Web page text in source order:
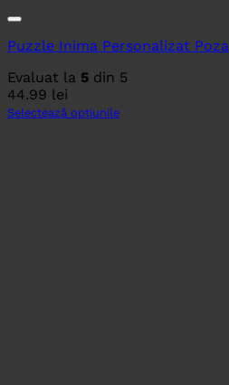
Puzzle Inima Personalizat Poza
Evaluat la 5 din 5
44.99 lei
Selectează opțiunile